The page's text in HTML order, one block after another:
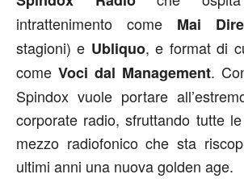
intrattenimento come Mai
stagioni) e Ubliquo, e format di
come Voci dal Management.
Spindox vuole portare
corporate radio, sfruttando tutte
mezzo radiofonico che sta
ultimi anni una nuova golden age.